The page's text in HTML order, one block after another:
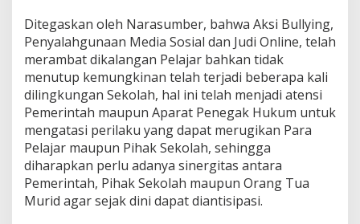
Ditegaskan oleh Narasumber, bahwa Aksi Bullying,
Penyalahgunaan Media Sosial dan Judi Online, telah
merambat dikalangan Pelajar bahkan tidak
menutup kemungkinan telah terjadi beberapa kali
dilingkungan Sekolah, hal ini telah menjadi atensi
Pemerintah maupun Aparat Penegak Hukum untuk
mengatasi perilaku yang dapat merugikan Para
Pelajar maupun Pihak Sekolah, sehingga
diharapkan perlu adanya sinergitas antara
Pemerintah, Pihak Sekolah maupun Orang Tua
Murid agar sejak dini dapat diantisipasi.